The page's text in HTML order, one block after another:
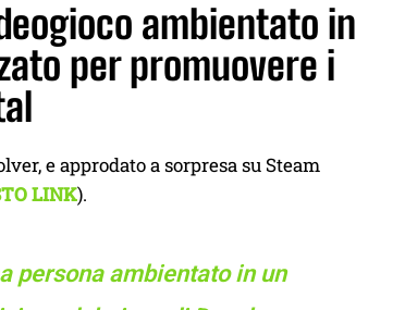
ambientato in
per promuovere i
e approdato a sorpresa su Steam
LINK).
persona ambientato in un